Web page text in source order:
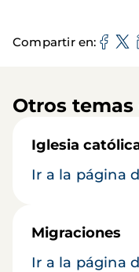
Compartir en
Otros
Iglesia
Ir a la página
Migraciones
Ir a la página